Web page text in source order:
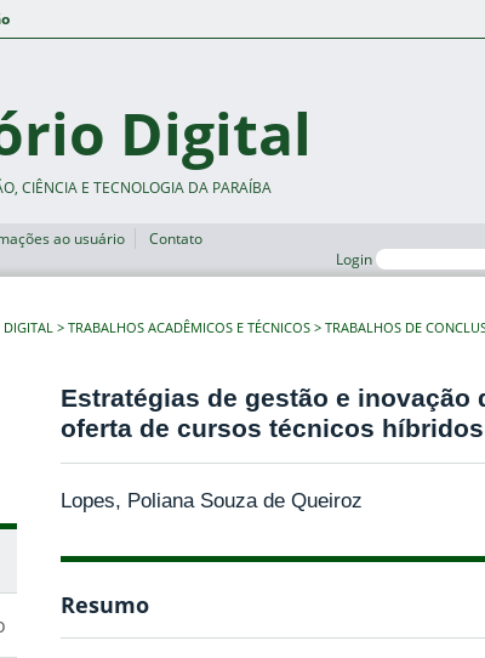
Digital
CIÊNCIA E TECNOLOGIA DA PARAÍBA
ao usuário
Contato
Login
DIGITAL TRABALHOS ACADÊMICOS E TÉCNICOS TRABALHOS DE
Estratégias de gestão e
oferta de cursos técnicos
Lopes, Poliana Souza de Queiroz
Resumo